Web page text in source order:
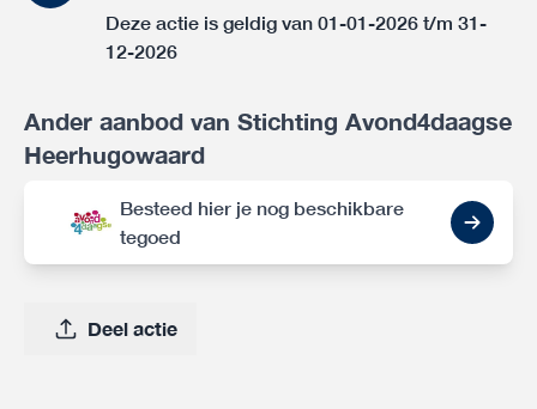
Deze actie is geldig van 01-01-2026 t/m 31-
12-2026
Ander aanbod van Stichting Avond4daagse
Heerhugowaard
Besteed hier je nog beschikbare
tegoed
Deel actie